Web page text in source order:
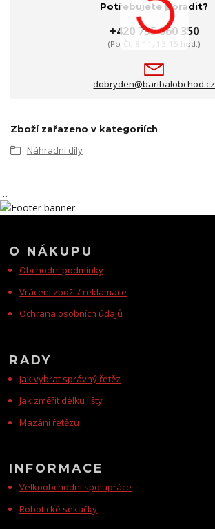
Potřebujete poradit?
+420 735 060 350
(Po-Čt, 8-11, 13-15 hod.)
dobryden@baribalobchod.cz
Zboží zařazeno v kategoriích
Náhradní díly
O NÁKUPU
Obchodní podmínky
Vrácení zboží / reklamace
Ochrana osobních údajů
RADY
Jak vybrat správný řetěz
Jak změřit délku lišty
Mazání řetězu
INFORMACE
Velkoobchodní spolupráce
Robotické sekačky
…